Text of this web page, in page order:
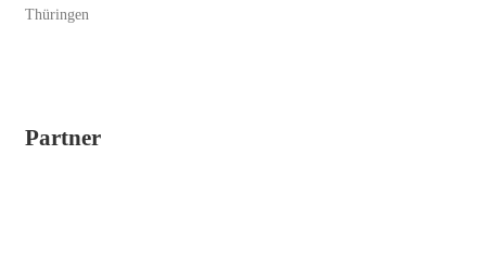
Thüringen
Partner